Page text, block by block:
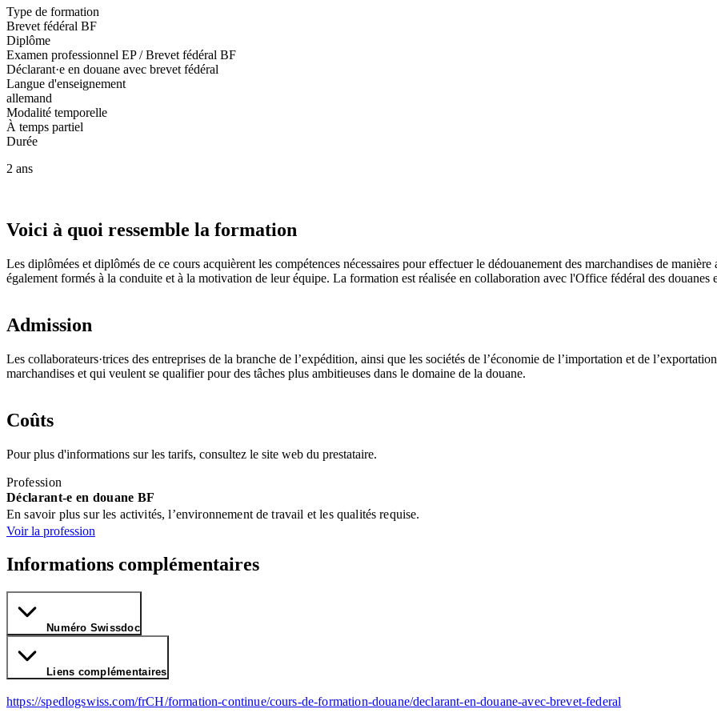
Type de formation
Brevet fédéral BF
Diplôme
Examen professionnel EP / Brevet fédéral BF
Déclarant·e en douane avec brevet fédéral
Langue d'enseignement
allemand
Modalité temporelle
À temps partiel
Durée
2 ans
Voici à quoi ressemble la formation
Les diplômées et diplômés de ce cours acquièrent les compétences nécessaires pour effectuer le dédouanement des marchandises de
également formés à la conduite et à la motivation de leur équipe. La formation est réalisée en collaboration avec l'Office fédéral des douanes
Admission
Les collaborateurs·trices des entreprises de la branche de l’expédition, ainsi que les sociétés de l’économie de l’importation et de
marchandises et qui veulent se qualifier pour des tâches plus ambitieuses dans le domaine de la douane.
Coûts
Pour plus d'informations sur les tarifs, consultez le site web du prestataire.
Profession
Déclarant-e en douane BF
En savoir plus sur les activités, l’environnement de travail et les qualités requise.
Voir la profession
Informations complémentaires
Numéro Swissdoc
Liens complémentaires
https://spedlogswiss.com/frCH/formation-continue/cours-de-formation-douane/declarant-en-douane-avec-brevet-federal